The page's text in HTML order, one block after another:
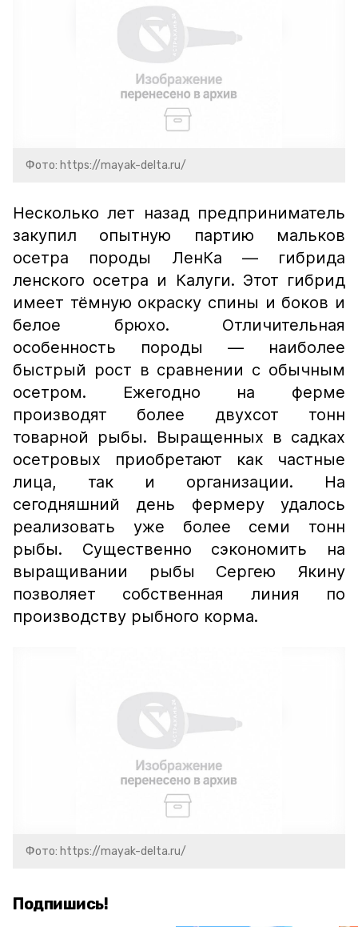
Фото: https://mayak-delta.ru/
Несколько лет назад предприниматель
закупил опытную партию мальков
осетра породы ЛенКа — гибрида
ленского осетра и Калуги. Этот гибрид
имеет тёмную окраску спины и боков и
белое брюхо. Отличительная
особенность породы — наиболее
быстрый рост в сравнении с обычным
осетром. Ежегодно на ферме
производят более двухсот тонн
товарной рыбы. Выращенных в садках
осетровых приобретают как частные
лица, так и организации. На
сегодняшний день фермеру удалось
реализовать уже более семи тонн
рыбы. Существенно сэкономить на
выращивании рыбы Сергею Якину
позволяет собственная линия по
производству рыбного корма.
Фото: https://mayak-delta.ru/
Подпишись!